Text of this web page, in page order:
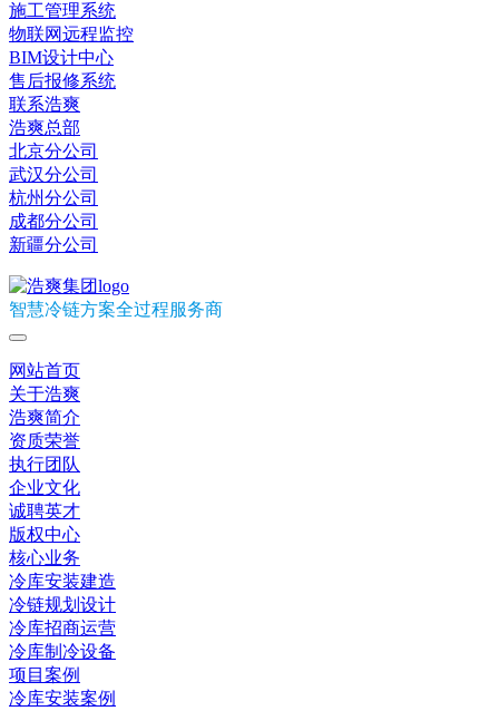
施工管理系统
物联网远程监控
BIM设计中心
售后报修系统
联系浩爽
浩爽总部
北京分公司
武汉分公司
杭州分公司
成都分公司
新疆分公司
智慧冷链方案全过程服务商
网站首页
关于浩爽
浩爽简介
资质荣誉
执行团队
企业文化
诚聘英才
版权中心
核心业务
冷库安装建造
冷链规划设计
冷库招商运营
冷库制冷设备
项目案例
冷库安装案例